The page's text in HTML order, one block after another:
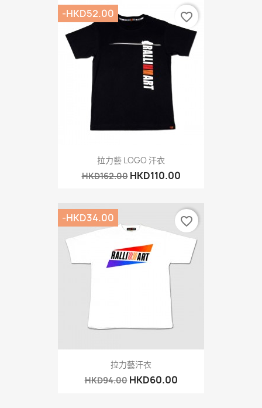
拉力藝 LOGO 汗衣
HKD162.00 HKD110.00
-HKD52.00 favorite_border
拉力藝汗衣
HKD94.00 HKD60.00
-HKD34.00 favorite_border